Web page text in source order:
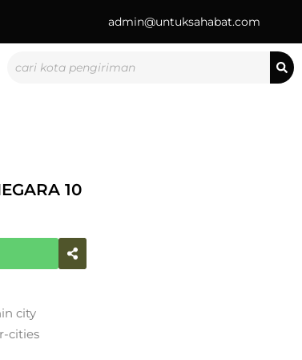
admin@untuksahabat.com
10
city
cities